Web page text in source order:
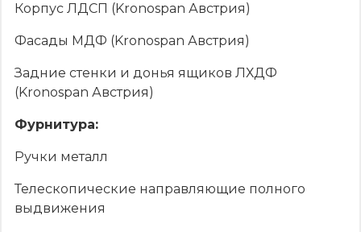
Корпус ЛДСП (Kronospan Австрия)
Фасады МДФ (Kronospan Австрия)
Задние стенки и донья ящиков ЛХДФ
(Kronospan Австрия)
Фурнитура:
Ручки металл
Телескопические направляющие полного
выдвижения